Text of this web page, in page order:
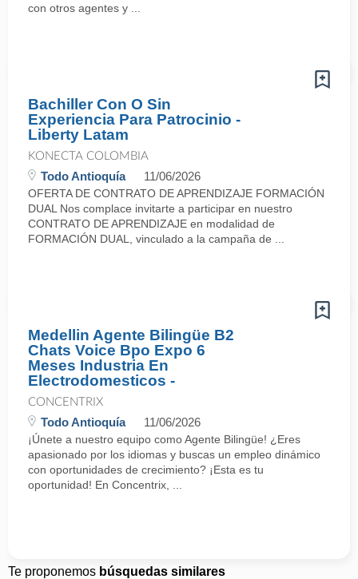
con otros agentes y ...
Bachiller Con O Sin
Experiencia Para Patrocinio -
Liberty Latam
KONECTA COLOMBIA
Todo Antioquía 11/06/2026
OFERTA DE CONTRATO DE APRENDIZAJE FORMACIÓN
DUAL Nos complace invitarte a participar en nuestro
CONTRATO DE APRENDIZAJE en modalidad de
FORMACIÓN DUAL, vinculado a la campaña de ...
Medellin Agente Bilingüe B2
Chats Voice Bpo Expo 6
Meses Industria En
Electrodomesticos -
CONCENTRIX
Todo Antioquía 11/06/2026
¡Únete a nuestro equipo como Agente Bilingüe! ¿Eres
apasionado por los idiomas y buscas un empleo dinámico
con oportunidades de crecimiento? ¡Esta es tu
oportunidad! En Concentrix, ...
Te proponemos búsquedas similares